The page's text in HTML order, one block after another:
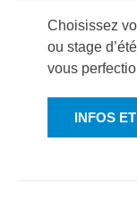
Choisissez
ou stage
vous
INFOS